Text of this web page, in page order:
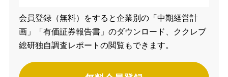
会員登録（無料）をすると企業別の「中期経営計
画」「有価証券報告書」のダウンロード、ククレブ
総研独自調査レポートの閲覧もできます。